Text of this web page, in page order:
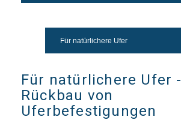
Für natürlichere Ufer
Für natürlichere Ufer -
Rückbau von
Uferbefestigungen